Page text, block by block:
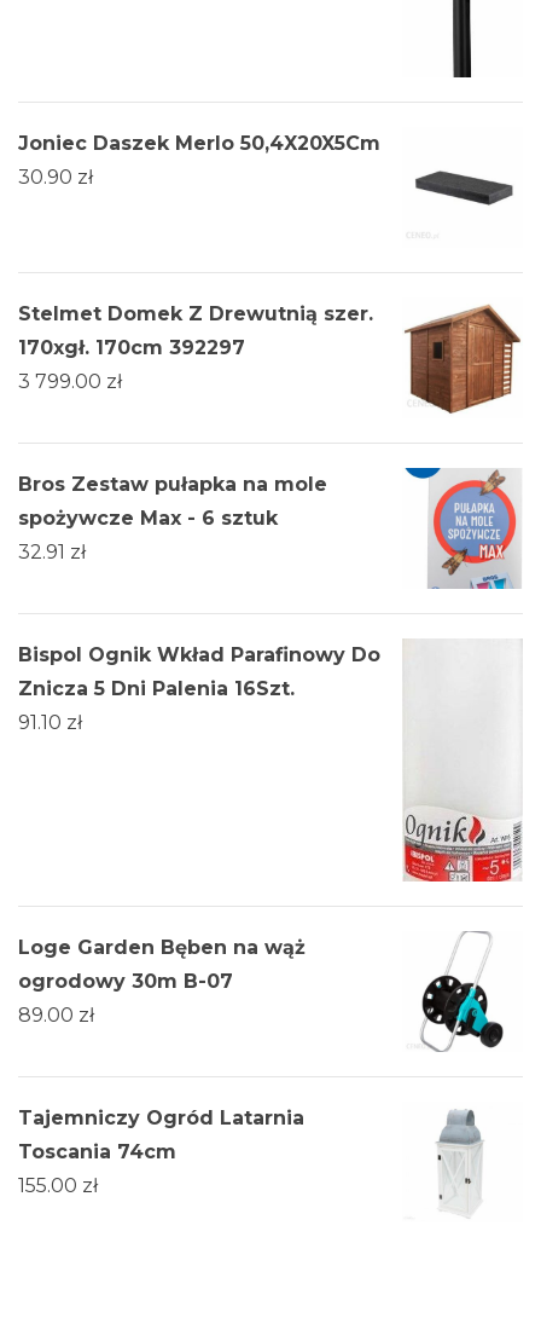
Joniec Daszek Merlo 50,4X20X5Cm
30.90 zł
Stelmet Domek Z Drewutnią szer.
170xgł. 170cm 392297
3 799.00 zł
Bros Zestaw pułapka na mole
spożywcze Max - 6 sztuk
32.91 zł
Bispol Ognik Wkład Parafinowy Do
Znicza 5 Dni Palenia 16Szt.
91.10 zł
Loge Garden Bęben na wąż
ogrodowy 30m B-07
89.00 zł
Tajemniczy Ogród Latarnia
Toscania 74cm
155.00 zł